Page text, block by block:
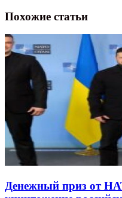
Похожие статьи
Денежный приз от